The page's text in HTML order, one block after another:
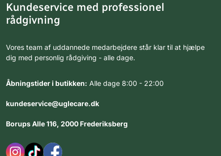
Kundeservice med professionel
rådgivning
Vores team af uddannede medarbejdere står klar til at hjælpe
dig med personlig rådgiving - alle dage.
Åbningstider i butikken: Alle dage 8:00 - 22:00
kundeservice@uglecare.dk
Borups Alle 116, 2000 Frederiksberg